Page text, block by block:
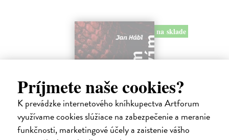
Príjmete naše cookies?
K prevádzke internetového kníhkupectva Artforum
využívame cookies slúžiace na zabezpečenie a meranie
funkčnosti, marketingové účely a zaistenie vášho
na sklade